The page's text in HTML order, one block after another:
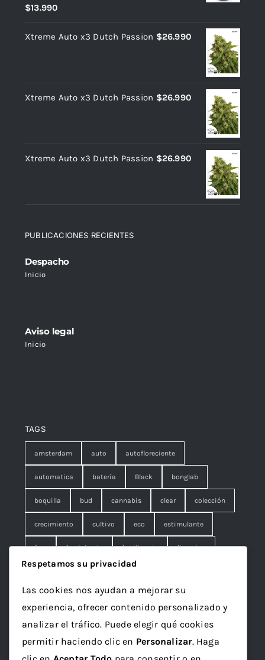
Valorado
con
2.40
de 5
$13.990
Xtreme Auto x3 Dutch Passion $26.990
Xtreme Auto x3 Dutch Passion $26.990
Xtreme Auto x3 Dutch Passion $26.990
PUBLICACIONES RECIENTES
Despacho
Inicio
Aviso legal
Inicio
TAGS
amsterdam auto autofloreciente
automatica batería Black bonglab
boquilla bud cannabis clear colección
crecimiento cultivo eco estimulante
fem feminizada fertilizante floracion
fruna galleta
Grotek grow maceta marihuana
ml papelillo
rolling rosin sativa seed semilla
Respetamos su privacidad
Las cookies nos ayudan a mejorar su
experiencia, ofrecer contenido personalizado y
analizar el tráfico. Puede elegir qué cookies
permitir haciendo clic en Personalizar. Haga